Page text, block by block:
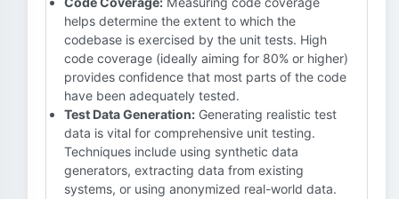
helps determine the extent to which the
codebase is exercised by the unit tests. High
code coverage (ideally aiming for 80% or higher)
provides confidence that most parts of the code
have been adequately tested.
Test Data Generation: Generating realistic test
data is vital for comprehensive unit testing.
Techniques include using synthetic data
generators, extracting data from existing
systems, or using anonymized real-world data.